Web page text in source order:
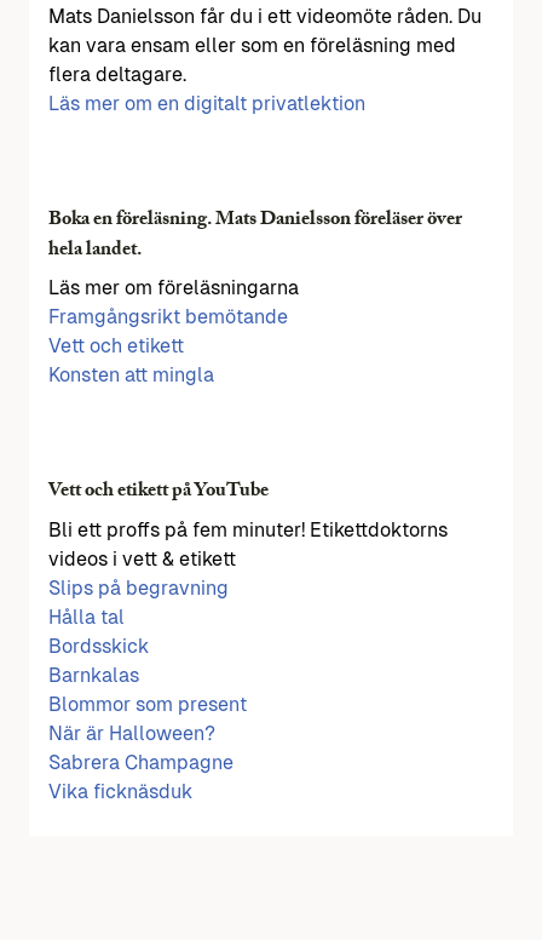
Mats Danielsson får du i ett videomöte råden. Du
kan vara ensam eller som en föreläsning med
flera deltagare.
Läs mer om en digitalt privatlektion
Boka en föreläsning. Mats Danielsson föreläser över
hela landet.
Läs mer om föreläsningarna
Framgångsrikt bemötande
Vett och etikett
Konsten att mingla
Vett och etikett på YouTube
Bli ett proffs på fem minuter! Etikettdoktorns
videos i vett & etikett
Slips på begravning
Hålla tal
Bordsskick
Barnkalas
Blommor som present
När är Halloween?
Sabrera Champagne
Vika ficknäsduk